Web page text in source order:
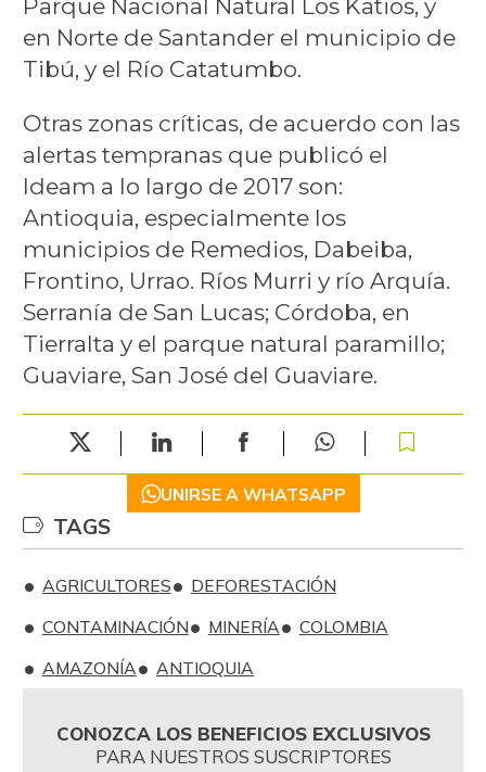
Parque Nacional Natural Los Katios, y
en Norte de Santander el municipio de
Tibú, y el Río Catatumbo.
Otras zonas críticas, de acuerdo con las
alertas tempranas que publicó el
Ideam a lo largo de 2017 son:
Antioquia, especialmente los
municipios de Remedios, Dabeiba,
Frontino, Urrao. Ríos Murri y río Arquía.
Serranía de San Lucas; Córdoba, en
Tierralta y el parque natural paramillo;
Guaviare, San José del Guaviare.
UNIRSE A WHATSAPP
TAGS
AGRICULTORES
DEFORESTACIÓN
CONTAMINACIÓN
MINERÍA
COLOMBIA
AMAZONÍA
ANTIOQUIA
CONOZCA LOS BENEFICIOS EXCLUSIVOS
PARA NUESTROS SUSCRIPTORES